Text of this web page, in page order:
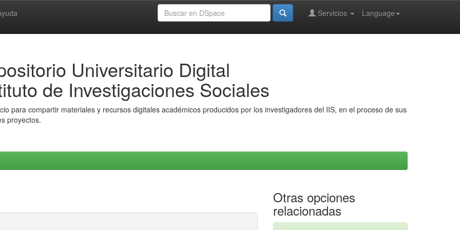
Language
Servicios
Universitario Digital
de Investigaciones Sociales
para compartir materiales y recursos digitales académicos producidos por los investigadores del IIS, en el proceso de sus
proyectos.
Otras opciones
relacionadas